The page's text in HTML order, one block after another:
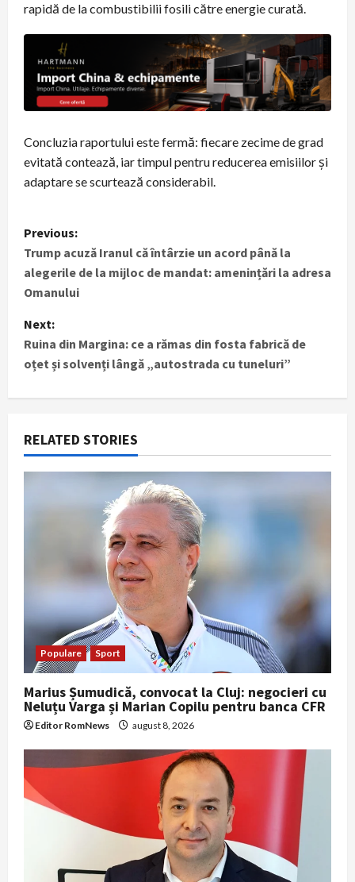
rapidă de la combustibilii fosili către energie curată.
Concluzia raportului este fermă: fiecare zecime de grad
evitată contează, iar timpul pentru reducerea emisiilor și
adaptare se scurtează considerabil.
P
o
s
t
n
a
v
i
o
n
Previous:
Trump acuză Iranul că întârzie un acord până la
alegerile de la mijloc de mandat: amenințări la adresa
Omanului
Next:
Ruina din Margina: ce a rămas din fosta fabrică de
oțet și solvenți lângă „autostrada cu tuneluri”
RELATED STORIES
Populare Sport
Marius Șumudică, convocat la Cluj: negocieri cu
Neluțu Varga și Marian Copilu pentru banca CFR
Editor RomNews august 8, 2026